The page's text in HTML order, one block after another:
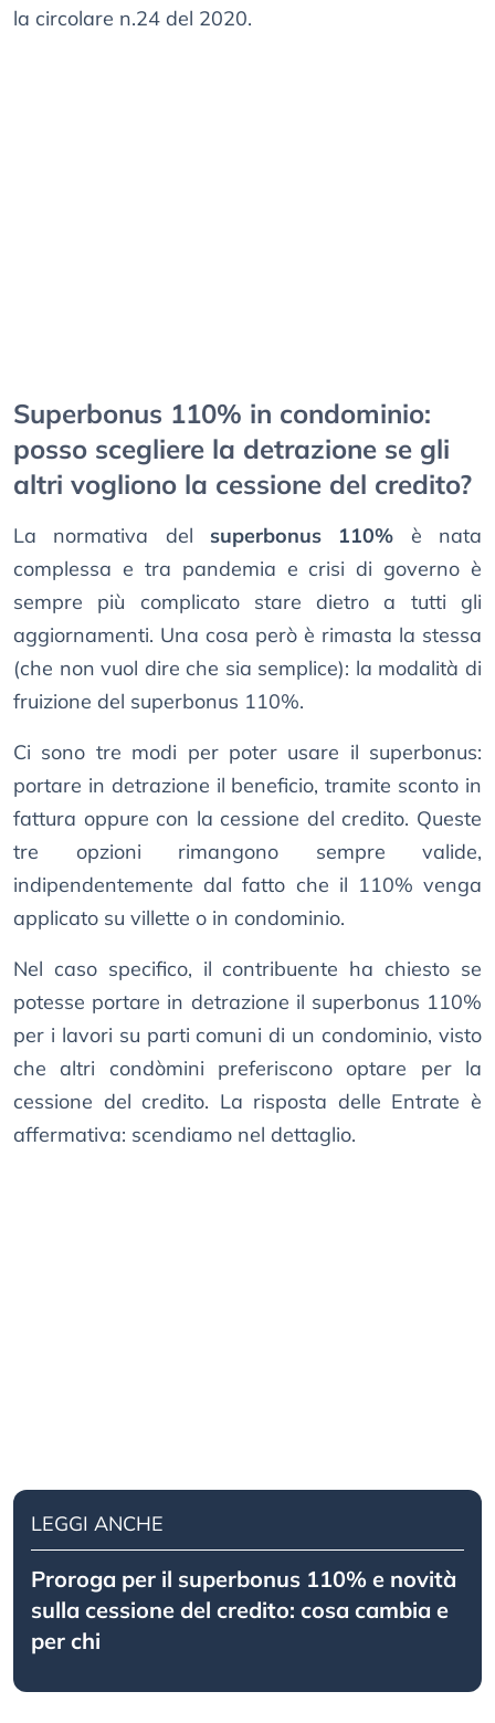
la circolare n.24 del 2020.
Superbonus 110% in condominio:
posso scegliere la detrazione se gli
altri vogliono la cessione del credito?
La normativa del superbonus 110% è nata
complessa e tra pandemia e crisi di governo è
sempre più complicato stare dietro a tutti gli
aggiornamenti. Una cosa però è rimasta la stessa
(che non vuol dire che sia semplice): la modalità di
fruizione del superbonus 110%.
Ci sono tre modi per poter usare il superbonus:
portare in detrazione il beneficio, tramite sconto in
fattura oppure con la cessione del credito. Queste
tre opzioni rimangono sempre valide,
indipendentemente dal fatto che il 110% venga
applicato su villette o in condominio.
Nel caso specifico, il contribuente ha chiesto se
potesse portare in detrazione il superbonus 110%
per i lavori su parti comuni di un condominio, visto
che altri condòmini preferiscono optare per la
cessione del credito. La risposta delle Entrate è
affermativa: scendiamo nel dettaglio.
LEGGI ANCHE
Proroga per il superbonus 110% e novità
sulla cessione del credito: cosa cambia e
per chi